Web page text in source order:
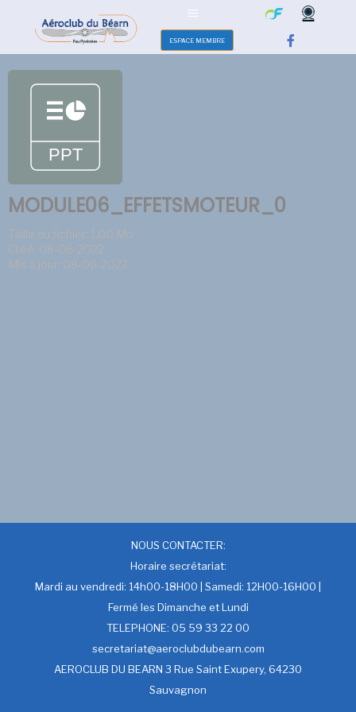
ESPACE MEMBRE
MODULE06_EFFETSMOTEUR_0
Taille du fichier: 1.00 Mo
Créé: 08-06-2022
Mis à jour: 08-06-2022
NOUS CONTACTER:
Horaire secrétariat:
Mardi au vendredi: 14h00-18H00 | Samedi: 12H00-16H00 |
Fermé les Dimanche et Lundi
TELEPHONE: 05 59 33 22 00
secretariat@aeroclubdubearn.com
AEROCLUB DU BEARN 3 Rue Saint Exupery, 64230
Sauvagnon